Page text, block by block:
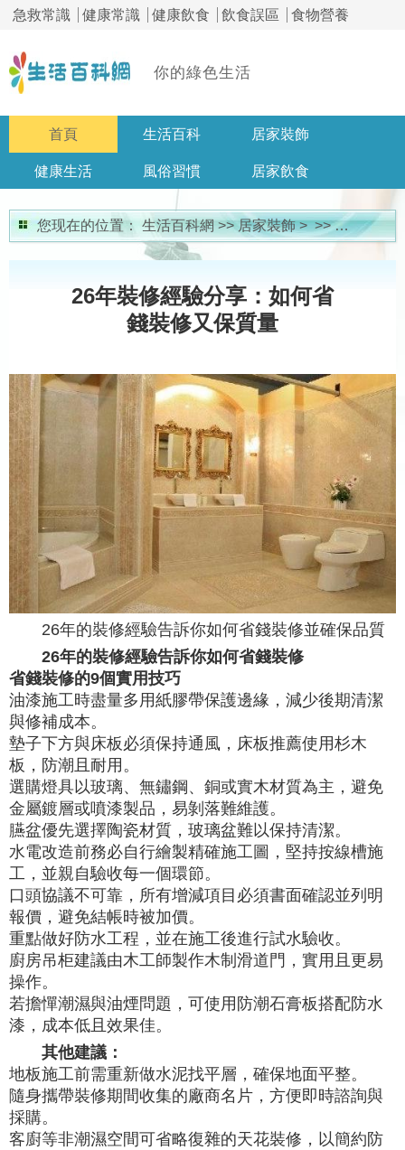
急救常識 健康常識 健康飲食 飲食誤區 食物營養
你的綠色生活
首頁 生活百科 居家裝飾
健康生活 風俗習慣 居家飲食
居家問答
您现在的位置： 生活百科網 >>居家裝飾> >>裝修知識
26年裝修經驗分享：如何省
錢裝修又保質量
26年的裝修經驗告訴你如何省錢裝修並確保品質
26年的裝修經驗告訴你如何省錢裝修
省錢裝修的9個實用技巧
油漆施工時盡量多用紙膠帶保護邊緣，減少後期清潔
與修補成本。
墊子下方與床板必須保持通風，床板推薦使用杉木
板，防潮且耐用。
選購燈具以玻璃、無鏽鋼、銅或實木材質為主，避免
金屬鍍層或噴漆製品，易剝落難維護。
臙盆優先選擇陶瓷材質，玻璃盆難以保持清潔。
水電改造前務必自行繪製精確施工圖，堅持按線槽施
工，並親自驗收每一個環節。
口頭協議不可靠，所有增減項目必須書面確認並列明
報價，避免結帳時被加價。
重點做好防水工程，並在施工後進行試水驗收。
廚房吊柜建議由木工師製作木制滑道門，實用且更易
操作。
若擔憚潮濕與油煙問題，可使用防潮石膏板搭配防水
漆，成本低且效果佳。
其他建議：
地板施工前需重新做水泥找平層，確保地面平整。
隨身攜帶裝修期間收集的廠商名片，方便即時諮詢與
採購。
客廚等非潮濕空間可省略復雜的天花裝修，以簡約防